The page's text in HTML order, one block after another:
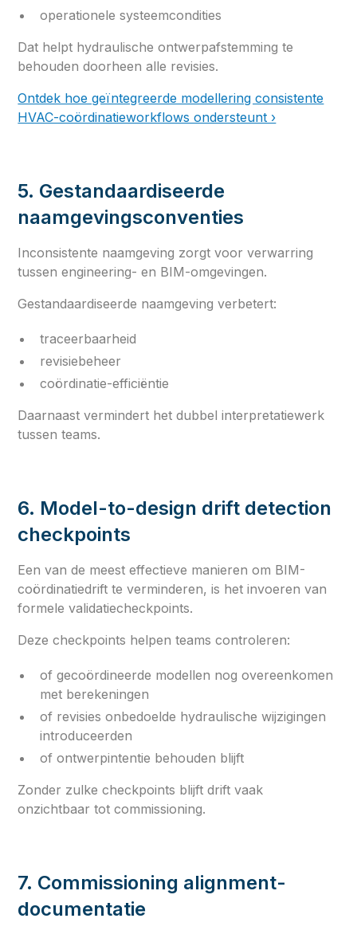
operationele systeemcondities
Dat helpt hydraulische ontwerpafstemming te
behouden doorheen alle revisies.
Ontdek hoe geïntegreerde modellering consistente
HVAC-coördinatieworkflows ondersteunt ›
5. Gestandaardiseerde
naamgevingsconventies
Inconsistente naamgeving zorgt voor verwarring
tussen engineering- en BIM-omgevingen.
Gestandaardiseerde naamgeving verbetert:
traceerbaarheid
revisiebeheer
coördinatie-efficiëntie
Daarnaast vermindert het dubbel interpretatiewerk
tussen teams.
6. Model-to-design drift detection
checkpoints
Een van de meest effectieve manieren om BIM-
coördinatiedrift te verminderen, is het invoeren van
formele validatiecheckpoints.
Deze checkpoints helpen teams controleren:
of gecoördineerde modellen nog overeenkomen
met berekeningen
of revisies onbedoelde hydraulische wijzigingen
introduceerden
of ontwerpintentie behouden blijft
Zonder zulke checkpoints blijft drift vaak
onzichtbaar tot commissioning.
7. Commissioning alignment-
documentatie